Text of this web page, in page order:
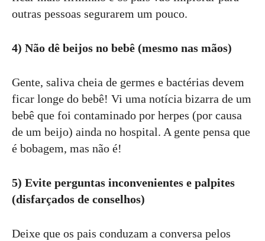
outras pessoas segurarem um pouco.
4) Não dê beijos no bebê (mesmo nas mãos)
Gente, saliva cheia de germes e bactérias devem
ficar longe do bebê! Vi uma notícia bizarra de um
bebê que foi contaminado por herpes (por causa
de um beijo) ainda no hospital. A gente pensa que
é bobagem, mas não é!
5) Evite perguntas inconvenientes e palpites
(disfarçados de conselhos)
Deixe que os pais conduzam a conversa pelos